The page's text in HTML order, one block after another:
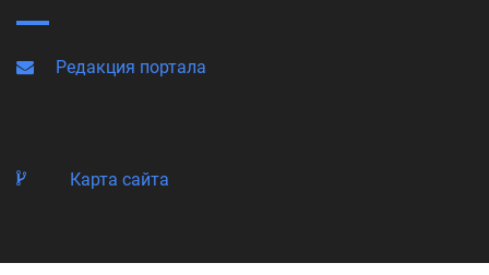
Редакция портала
Карта сайта